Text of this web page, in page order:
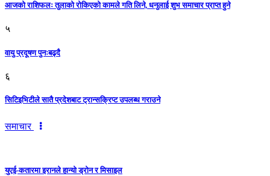
आजको राशिफलः तुलाकाे रोकिएको कामले गति लिने, धनुलाई शुभ समाचार प्राप्त हुने
५
वायु प्रदूषण पुनःबढ्दै
६
सिटिइभिटीले सातै प्रदेशबाट ट्रान्सक्रिप्ट उपलब्ध गराउने
समाचार
युएई-कतारमा इरानले हान्यो ड्रोन र मिसाइल